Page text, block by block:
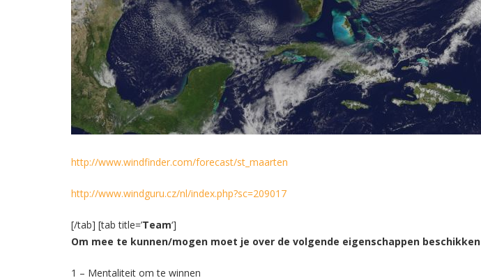
http://www.windfinder.com/forecast/st_maarten
http://www.windguru.cz/nl/index.php?sc=209017
[/tab] [tab title=’Team‘]
Om mee te kunnen/mogen moet je over de volgende eigenschappen beschikken
1 – Mentaliteit om te winnen